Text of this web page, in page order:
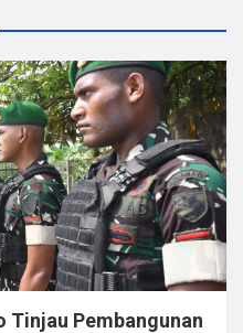
Tinjau Pembangunan